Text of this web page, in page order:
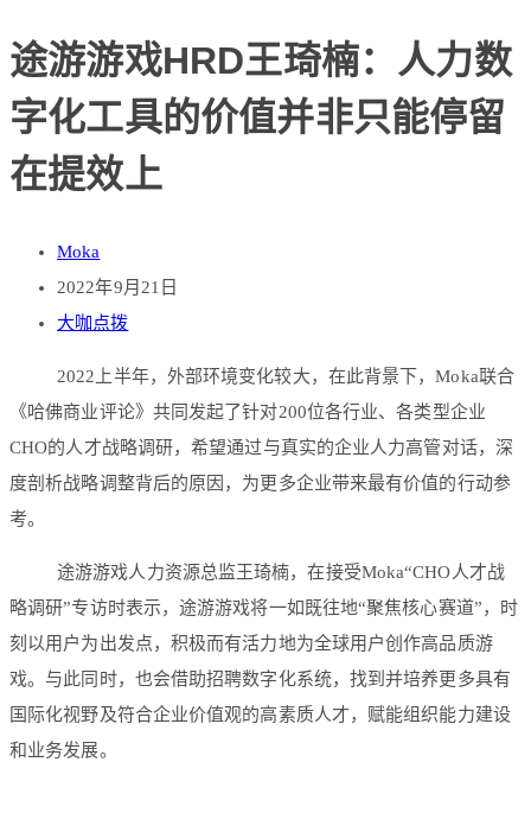
途游游戏HRD王琦楠：人力数
字化工具的价值并非只能停留
在提效上
Moka
2022年9月21日
大咖点拨
2022上半年，外部环境变化较大，在此背景下，Moka联合
《哈佛商业评论》共同发起了针对200位各行业、各类型企业
CHO的人才战略调研，希望通过与真实的企业人力高管对话，深
度剖析战略调整背后的原因，为更多企业带来最有价值的行动参
考。
途游游戏人力资源总监王琦楠，在接受Moka“CHO人才战
略调研”专访时表示，途游游戏将一如既往地“聚焦核心赛道”，时
刻以用户为出发点，积极而有活力地为全球用户创作高品质游
戏。与此同时，也会借助招聘数字化系统，找到并培养更多具有
国际化视野及符合企业价值观的高素质人才，赋能组织能力建设
和业务发展。